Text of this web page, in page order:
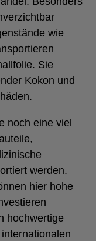
wie
Sie
Kokon und
noch eine viel
werden.
hier hohe
hochwertige